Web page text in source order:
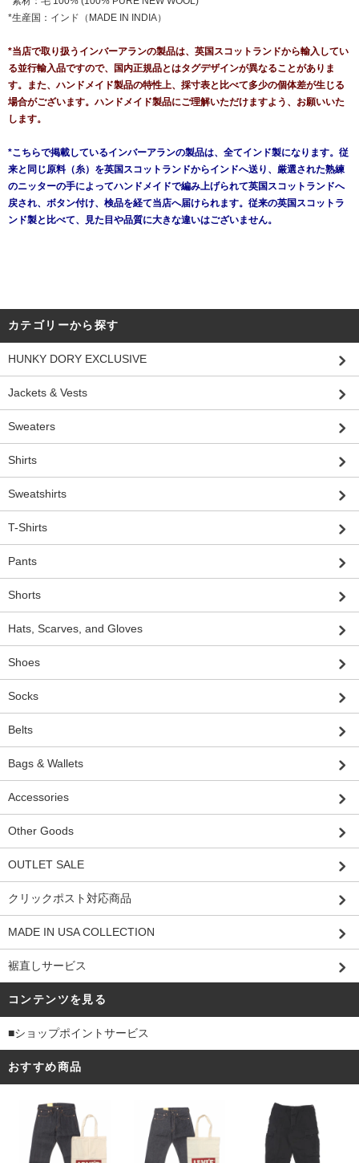
*生産国：インド（MADE IN INDIA）
*当店で取り扱うインバーアランの製品は、英国スコットランドから輸入してい
る並行輸入品ですので、国内正規品とはタグデザインが異なることがありま
す。また、ハンドメイド製品の特性上、採寸表と比べて多少の個体差が生じる
場合がございます。ハンドメイド製品にご理解いただけますよう、お願いいた
します。
*こちらで掲載しているインバーアランの製品は、全てインド製になります。従
来と同じ原料（糸）を英国スコットランドからインドへ送り、厳選された熟練
のニッターの手によってハンドメイドで編み上げられて英国スコットランドへ
戻され、ボタン付け、検品を経て当店へ届けられます。従来の英国スコットラ
ンド製と比べて、見た目や品質に大きな違いはございません。
カテゴリーから探す
HUNKY DORY EXCLUSIVE
Jackets & Vests
Sweaters
Shirts
Sweatshirts
T-Shirts
Pants
Shorts
Hats, Scarves, and Gloves
Shoes
Socks
Belts
Bags & Wallets
Accessories
Other Goods
OUTLET SALE
クリックポスト対応商品
MADE IN USA COLLECTION
裾直しサービス
コンテンツを見る
■ショップポイントサービス
おすすめ商品